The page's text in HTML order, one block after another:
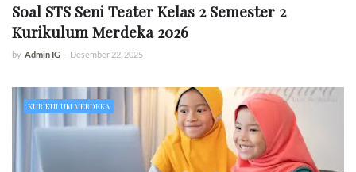
Soal STS Seni Teater Kelas 2 Semester 2
Kurikulum Merdeka 2026
by Admin IG - Desember 22, 2025
KURIKULUM MERDEKA